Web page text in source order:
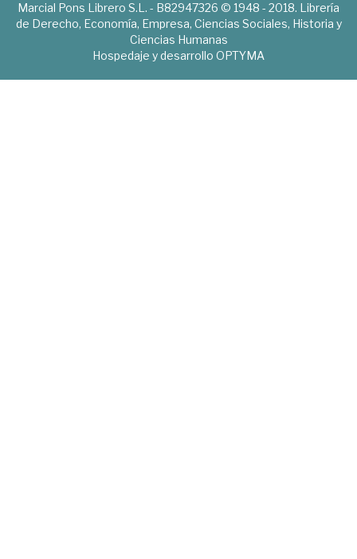
Marcial Pons Librero S.L. - B82947326 © 1948 - 2018. Librería
de Derecho, Economía, Empresa, Ciencias Sociales, Historia y
Ciencias Humanas
Hospedaje y desarrollo OPTYMA